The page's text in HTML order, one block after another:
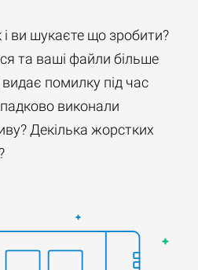
ви шукаєте що зробити?
та ваші файли більше
видає помилку під час
виконали
Декілька жорстких